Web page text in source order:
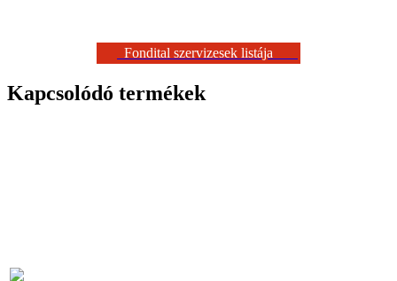
Fondital szervizesek listája
Kapcsolódó termékek